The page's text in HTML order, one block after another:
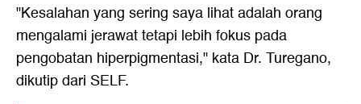
"Kesalahan yang sering saya lihat adalah orang
mengalami jerawat tetapi lebih fokus pada
pengobatan hiperpigmentasi," kata Dr. Turegano,
dikutip dari SELF.